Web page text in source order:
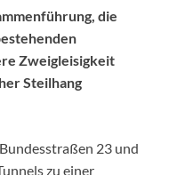
die
Zweigleisigkeit
Steilhang
23 und
zu einer